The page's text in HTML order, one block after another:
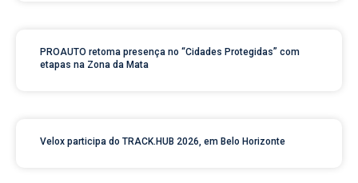
PROAUTO retoma presença no “Cidades Protegidas” com
etapas na Zona da Mata
Velox participa do TRACK.HUB 2026, em Belo Horizonte